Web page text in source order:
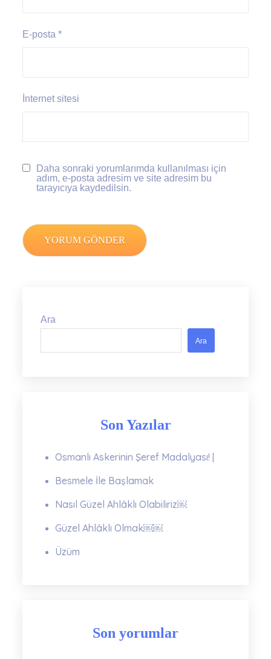
E-posta*
İnternet sitesi
Daha sonraki yorumlarımda kullanılması için
adım, e-posta adresim ve site adresim bu
tarayıcıya kaydedilsin.
Ara
Ara
Son Yazılar
Osmanlı Askerinin Şeref Madalyası! |
Besmele İle Başlamak
Nasıl Güzel Ahlâklı Olabiliriz￼
Güzel Ahlâklı Olmak￼￼
Üzüm
Son yorumlar